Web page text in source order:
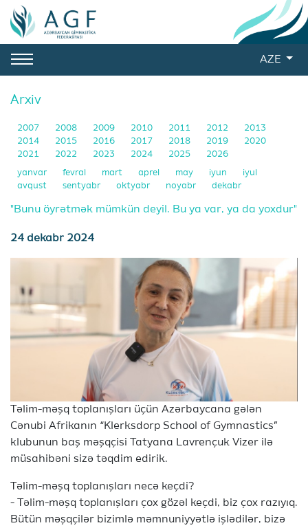
AZE
Arxiv
2007 2008 2009 2010 2011 2012
2013
2014
2015 2016 2017 2018 2019
2020
2021
2022 2023 2024 2025 2026
yanvar fevral mart aprel may iyun
iyul
avqust
sentyabr oktyabr noyabr dekabr
"Bunu öyrətmək mümkün deyil. Bu ya var, ya da yoxdur"
24 dekabr 2024
Təlim-məşq toplanışları üçün Azərbaycana gələn
Cənubi Afrikanın “Klerksdorp School of Gymnastics”
klubunun baş məşqçisi Tatyana Lavrençuk Vizer ilə
müsahibəni sizə təqdim edirik.
Təlim-məşq toplanışları necə keçdi?
- Təlim-məşq toplanışları çox gözəl keçdi, biz çox razıyıq.
Bütün məşqçilər bizimlə məmnuniyyətlə işlədilər, bizə